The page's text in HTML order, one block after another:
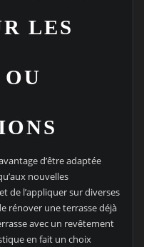
LES
d’être adaptée
nouvelles
de l’appliquer sur diverses
rénover une terrasse déjà
avec un revêtement
en fait un choix